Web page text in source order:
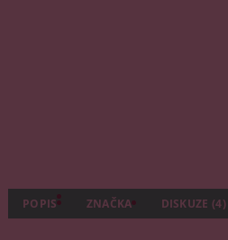
POPIS ZNAČKA DISKUZE (4)